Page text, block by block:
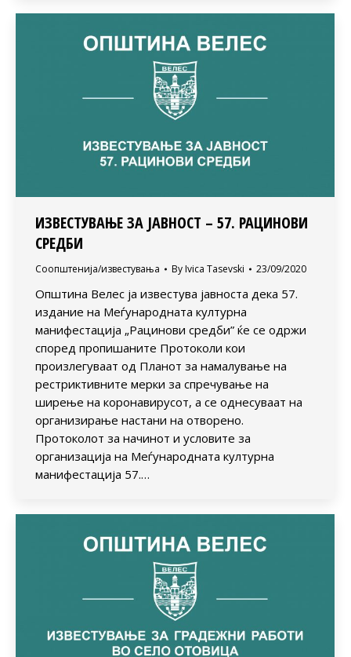
ИЗВЕСТУВАЊЕ ЗА ЈАВНОСТ – 57. РАЦИНОВИ
СРЕДБИ
Соопштенија/известувања By Ivica Tasevski 23/09/2020
Општина Велес ја известува јавноста дека 57.
издание на Меѓународната културна
манифестација „Рацинови средби” ќе се одржи
според пропишаните Протоколи кои
произлегуваат од Планот за намалување на
рестриктивните мерки за спречување на
ширење на коронавирусот, а се однесуваат на
организирање настани на отворено.
Протоколот за начинот и условите за
организација на Меѓународната културна
манифестација 57.…